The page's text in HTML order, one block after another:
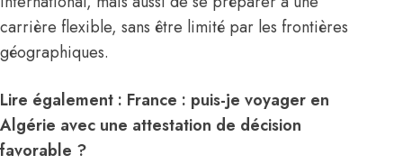
carrière flexible, sans être limité par les frontières
géographiques.
Lire également : France : puis-je voyager en
Algérie avec une attestation de décision
favorable ?